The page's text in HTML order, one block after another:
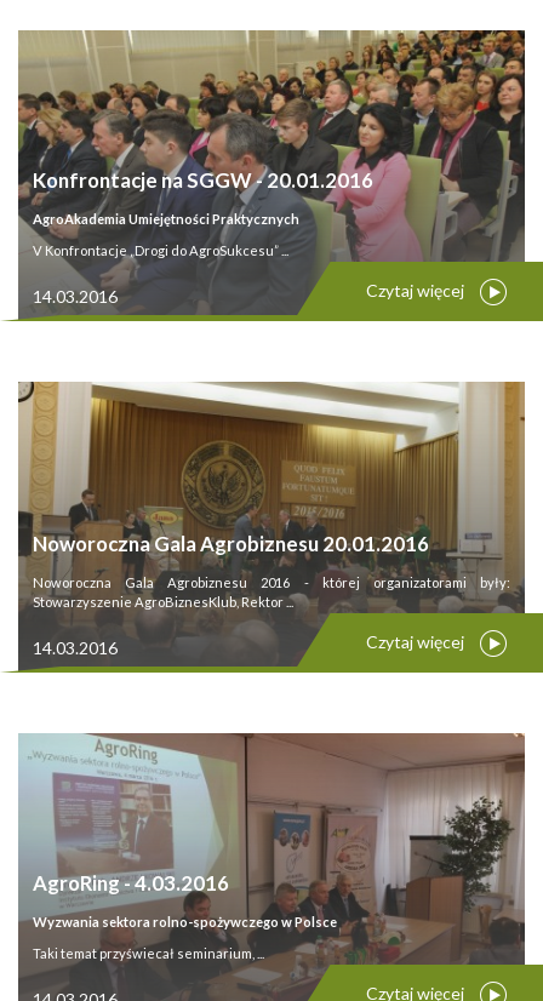
Konfrontacje na SGGW - 20.01.2016
AgroAkademia Umiejętności Praktycznych
V Konfrontacje „Drogi do AgroSukcesu” ...
14.03.2016 Czytaj więcej
Noworoczna Gala Agrobiznesu 20.01.2016
Noworoczna Gala Agrobiznesu 2016 - której organizatorami były:
Stowarzyszenie AgroBiznesKlub, Rektor ...
14.03.2016 Czytaj więcej
AgroRing - 4.03.2016
Wyzwania sektora rolno-spożywczego w Polsce
Taki temat przyświecał seminarium, ...
Czytaj więcej